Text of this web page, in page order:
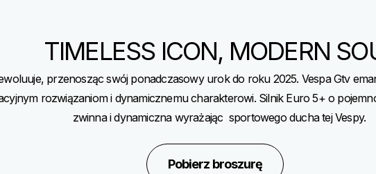
TIMELESS ICON, MODERN
przenosząc swój ponadczasowy urok do roku 2025. Vespa Gtv
rozwiązaniom i dynamicznemu charakterowi. Silnik Euro 5+ o
zwinna i dynamiczna wyrażając sportowego ducha tej Vespy.
Pobierz broszurę